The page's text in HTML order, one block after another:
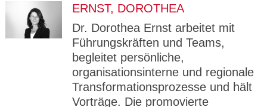
ERNST, DOROTHEA
Dr. Dorothea Ernst arbeitet mit
Führungskräften und Teams,
begleitet persönliche,
organisationsinterne und regionale
Transformationsprozesse und hält
Vorträge. Die promovierte